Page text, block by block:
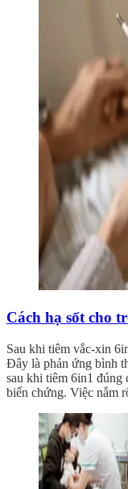
Cách hạ sốt cho
Sau khi tiêm vắc-xin
Đây là phản ứng bình
sau khi tiêm 6in1 đúng
biến chứng. Việc nắm